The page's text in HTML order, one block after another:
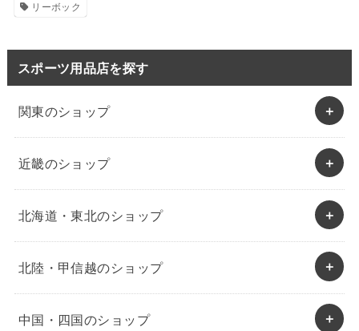
リーボック
スポーツ用品店を探す
関東のショップ
近畿のショップ
北海道・東北のショップ
北陸・甲信越のショップ
中国・四国のショップ